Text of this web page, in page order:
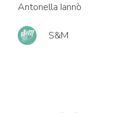
Antonella Iannò
S&M